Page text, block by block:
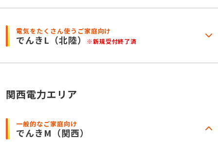
電気をたくさん使うご家庭向け
でんきL （北陸） ※新規受付終了済
関西電力エリア
一般的なご家庭向け
でんきM （関西）